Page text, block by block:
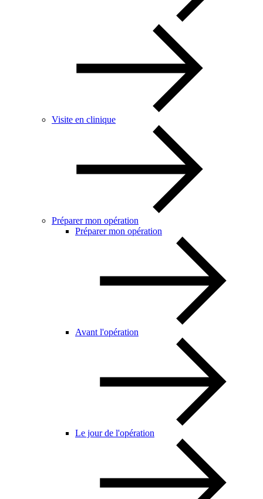
Visite en clinique
Préparer mon opération
Préparer mon opération
Avant l'opération
Le jour de l'opération